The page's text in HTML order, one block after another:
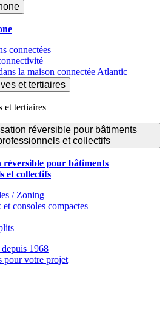
connectées
la maison connectée Atlantic
et tertiaires
et tertiaires
réversible pour bâtiments
et collectifs
réversible pour bâtiments
et collectifs
/ Zoning
consoles compactes
1968
pour votre projet